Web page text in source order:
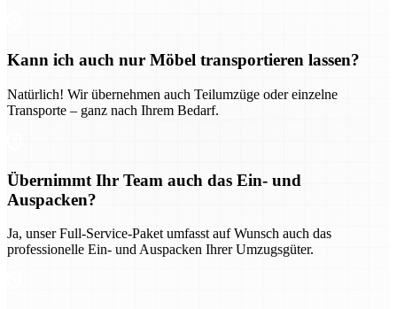
Kann ich auch nur Möbel transportieren lassen?
Natürlich! Wir übernehmen auch Teilumzüge oder einzelne
Transporte – ganz nach Ihrem Bedarf.
Übernimmt Ihr Team auch das Ein- und
Auspacken?
Ja, unser Full-Service-Paket umfasst auf Wunsch auch das
professionelle Ein- und Auspacken Ihrer Umzugsgüter.